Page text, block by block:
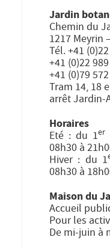
Jardin
Chemin du
1217 Meyrin
Tél. +41
+41 (0)22
+41 (0)79
Tram 14, 18
arrêt Jardin-
Horaires
Eté : du 1er
08h30 à
Hiver : du 1
08h30 à
Maison du
Accueil
Pour les
De mi-juin à